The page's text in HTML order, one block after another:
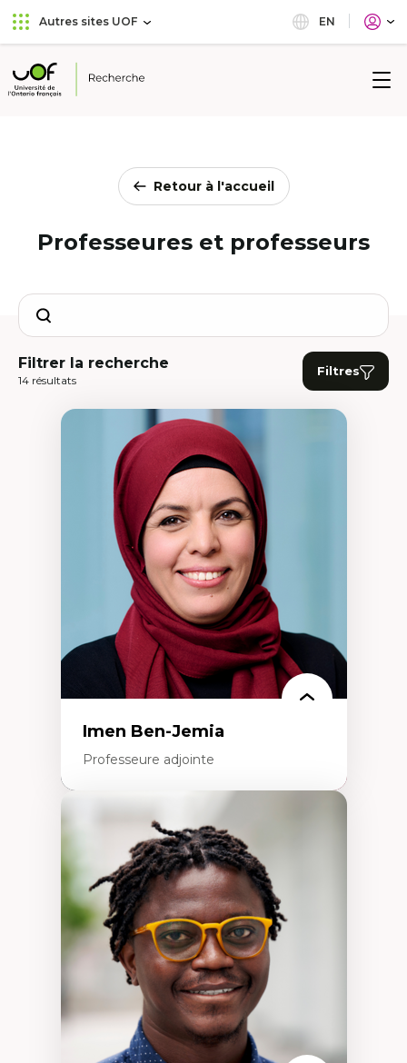
Aller
au
principal
Passer
au
Autres sites UOF EN
Université
Retour à l'accueil
Professeures et professeurs
Search
Filtrer la recherche
14 résultats
Filtres
Imen Ben-Jemia
Professeure adjointe
Expertises
Discours sur la ville et représentations
Mosquées, formes et usages au Canada
Reconnaissance et représentations des
communautés immigrantes dans l'espace
urbain
Design architectural et urbain
Patrimoine et patrimonialisation
Études postcoloniales et décolonisation des
savoirs